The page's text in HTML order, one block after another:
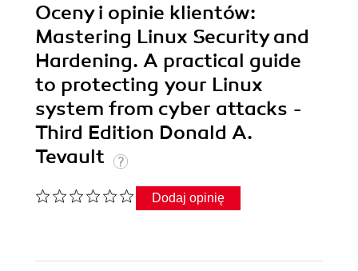
Oceny i opinie klientów:
Mastering Linux Security and
Hardening. A practical guide
to protecting your Linux
system from cyber attacks -
Third Edition Donald A.
Tevault
Dodaj opinię